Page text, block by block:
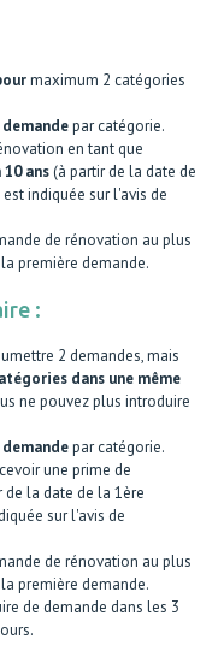
maximum 2 catégories
demandepar catégorie.
en tant que
10 ans(à partir de la date de
indiquée sur l'avis de
de rénovation au plus
première demande.
:
2 demandes, mais
dans une même
ne pouvez plus introduire
demandepar catégorie.
une prime de
de la date de la 1ère
sur l'avis de
de rénovation au plus
première demande.
de demande dans les 3